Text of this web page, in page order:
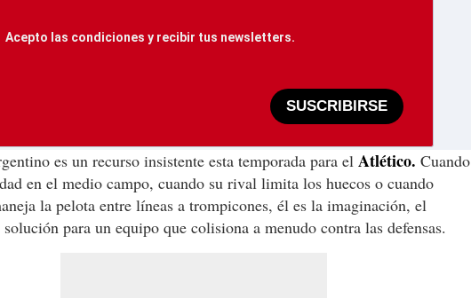
Acepto las condiciones y recibir tus newsletters.
SUSCRIBIRSE
es un recurso insistente esta temporada para el Atlético. Cuando
en el medio campo, cuando su rival limita los huecos o cuando
la pelota entre líneas a trompicones, él es la imaginación, el
para un equipo que colisiona a menudo contra las defensas.